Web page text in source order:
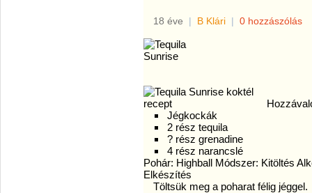
18 éve | B Klári | 0 hozzászólás
Jégkockák
2 rész tequila
? rész grenadine
4 rész narancslé
Pohár: Highball Módszer: Kitöltés
Elkészítés
Töltsük meg a poharat félig jéggel.